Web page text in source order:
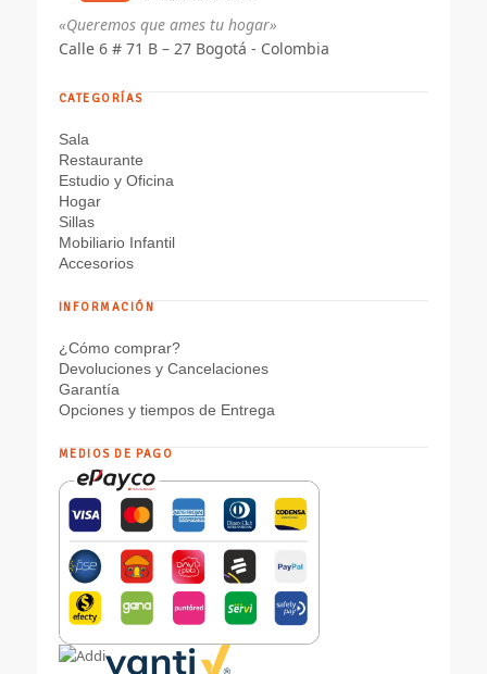
«Queremos que ames tu hogar»
Calle 6 # 71 B – 27 Bogotá - Colombia
CATEGORÍAS
Sala
Restaurante
Estudio y Oficina
Hogar
Sillas
Mobiliario Infantil
Accesorios
INFORMACIÓN
¿Cómo comprar?
Devoluciones y Cancelaciones
Garantía
Opciones y tiempos de Entrega
MEDIOS DE PAGO